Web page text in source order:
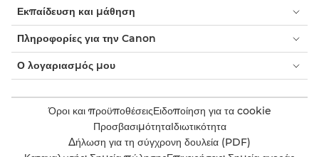
Εκπαίδευση και μάθηση
Πληροφορίες για την Canon
Ο λογαριασμός μου
Όροι και προϋποθέσειςΕιδοποίηση για τα cookie
ΠροσβασιμότηταΙδιωτικότητα
Δήλωση για τη σύγχρονη δουλεία (PDF)